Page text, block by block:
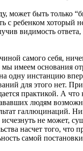
может быть только
с ребенком
видимость
самого себя,
имеем основания
одну инстанцию
для этого нет.
практикой. А
людям
галлюцинаций.
не может,
насчет того,
самой